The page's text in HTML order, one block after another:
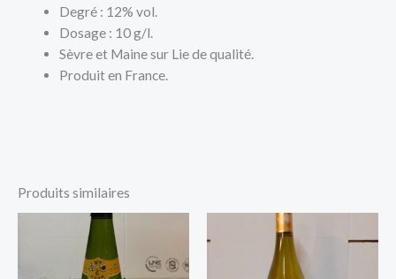
Degré : 12% vol.
Dosage : 10 g/l.
Sèvre et Maine sur Lie de qualité.
Produit en France.
Produits similaires